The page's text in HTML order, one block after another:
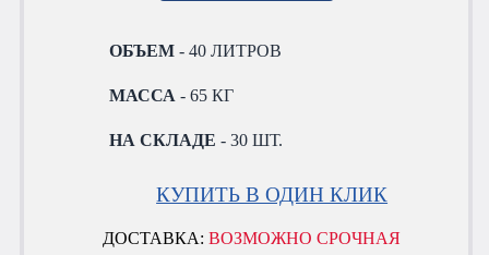
ОБЪЕМ - 40 ЛИТРОВ
МАССА - 65 КГ
НА СКЛАДЕ - 30 ШТ.
КУПИТЬ В ОДИН КЛИК
ДОСТАВКА:ВОЗМОЖНО СРОЧНАЯ